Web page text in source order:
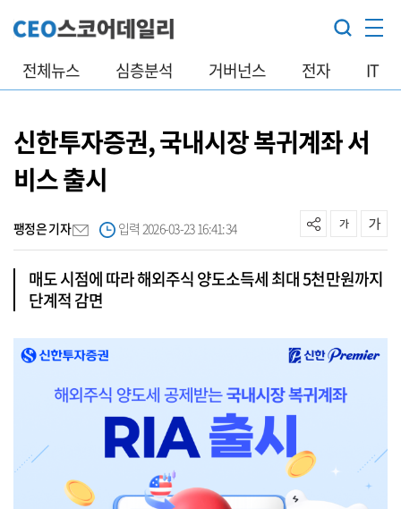
전체뉴스 심층분석 거버넌스 전자 IT
신한투자증권, 국내시장 복귀계좌 서
비스 출시
팽정은 기자 입력 2026-03-23 16:41:34
매도 시점에 따라 해외주식 양도소득세 최대 5천만원까지
단계적 감면